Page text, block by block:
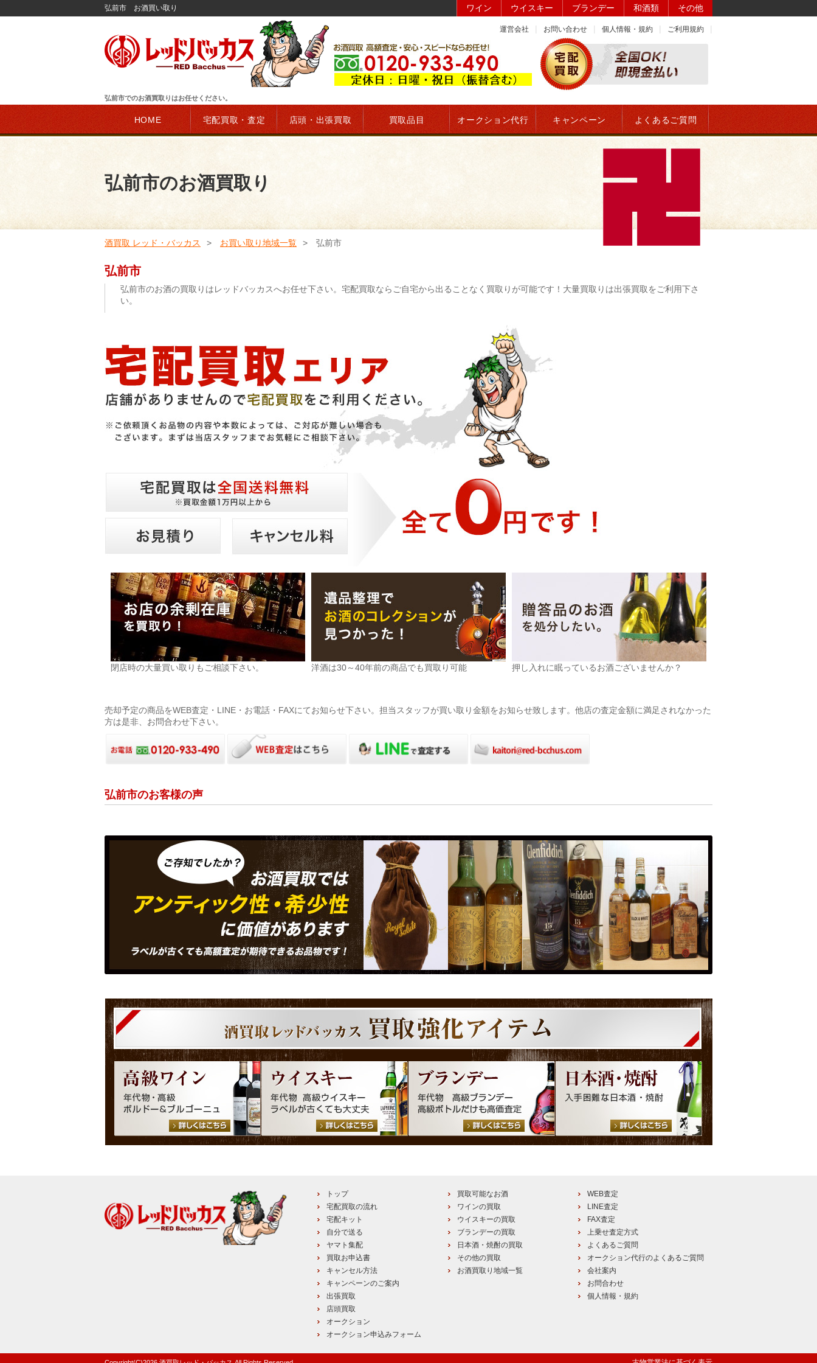
弘前市 お酒買い取り ワイン ウイスキー ブランデー 和酒類 その他
運営会社 お問い合わせ 個人情報・規約 ご利用規約
弘前市でのお酒買取りはお任せください。
HOME 宅配買取・査定 店頭・出張買取 買取品目 オークション代行 キャンペーン よくあるご質問
弘前市のお酒買取り
酒買取 レッド・バッカス お買い取り地域一覧 弘前市
弘前市
弘前市のお酒の買取りはレッドバッカスへお任せ下さい。宅配買取ならご自宅から出ることなく買取りが可能です！大量買取りは出張買取をご利用下さ
い。
閉店時の大量買い取りもご相談下さい。 洋酒は30～40年前の商品でも買取り可能 押し入れに眠っているお酒ございませんか？
売却予定の商品をWEB査定・LINE・お電話・FAXにてお知らせ下さい。担当スタッフが買い取り金額をお知らせ致します。他店の査定金額に満足されなかった
方は是非、お問合わせ下さい。
弘前市のお客様の声
トップ
宅配買取の流れ
宅配キット
自分で送る
ヤマト集配
買取お申込書
キャンセル方法
キャンペーンのご案内
出張買取
店頭買取
オークション
オークション申込みフォーム
買取可能なお酒
ワインの買取
ウイスキーの買取
ブランデーの買取
日本酒・焼酎の買取
その他の買取
お酒買取り地域一覧
WEB査定
LINE査定
FAX査定
上乗せ査定方式
よくあるご質問
オークション代行のよくあるご質問
会社案内
お問合わせ
個人情報・規約